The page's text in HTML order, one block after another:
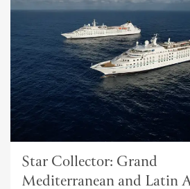
Star Collector: Grand
Mediterranean and Latin